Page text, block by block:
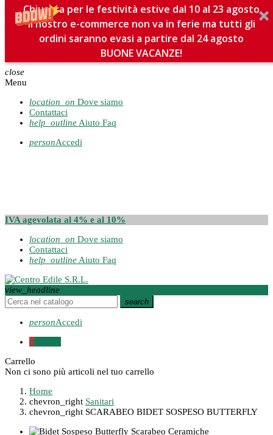
Chiusura per le festività estive dal 10 al 23 agosto
Il nostro e-commerce non va in ferie ma tutti gli
ordini saranno evasi a partire dal 24 agosto
BUONE VACANZE!
close
Menu
location_on Dove siamo
Contattaci
help_outline Aiuto Faq
personAccedi
IVA agevolata al 4% e al 10%
location_on Dove siamo
Contattaci
help_outline Aiuto Faq
view_headline
search
personAccedi
0
Carrello
Non ci sono più articoli nel tuo carrello
Home
chevron_right Sanitari
chevron_right SCARABEO BIDET SOSPESO BUTTERFLY